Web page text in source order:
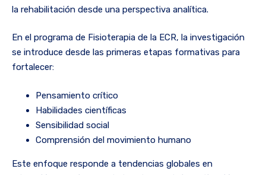
la rehabilitación desde una perspectiva analítica.
En el programa de Fisioterapia de la ECR, la investigación
se introduce desde las primeras etapas formativas para
fortalecer:
Pensamiento crítico
Habilidades científicas
Sensibilidad social
Comprensión del movimiento humano
Este enfoque responde a tendencias globales en